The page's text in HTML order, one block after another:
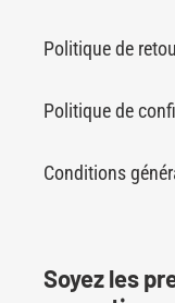
Politique de
Politique de
Conditions
Soyez les